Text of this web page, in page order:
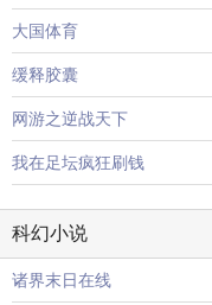
大国体育
缓释胶囊
网游之逆战天下
我在足坛疯狂刷钱
科幻小说
诸界末日在线